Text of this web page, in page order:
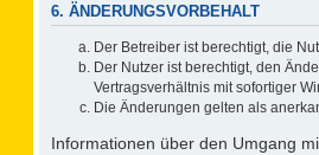
6. ÄNDERUNGSVORBEHALT
Der Betreiber ist berechtigt, die
Der Nutzer ist berechtigt, den
Vertragsverhältnis mit sofortiger
Die Änderungen gelten als
Informationen über den Umgang